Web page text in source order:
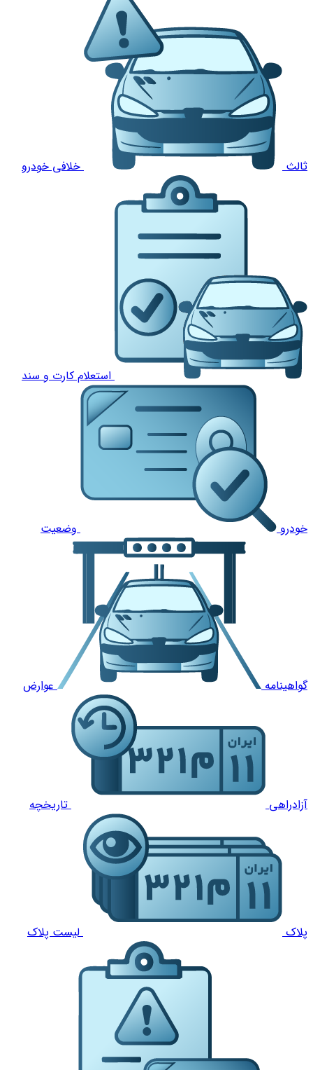
ثالث خلافی خودرو
استعلام کارت و سند
خودرو وضعیت
گواهینامه عوارض
آزادراهی تاریخچه
پلاک لیست پلاک